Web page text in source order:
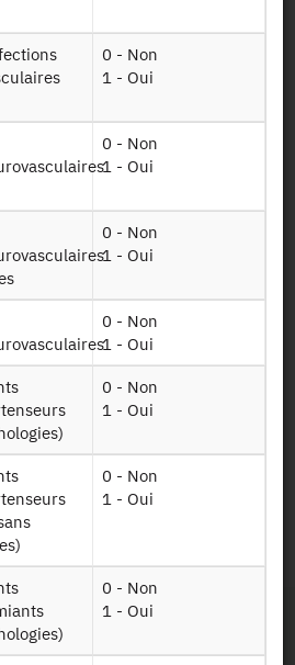
les
et
sur les
et
sur les
à
(HAD)
2012 à 2016
0 - Non
1 - Oui
0 - Non
1 - Oui
0 - Non
1 - Oui
0 - Non
1 - Oui
0 - Non
1 - Oui
0 - Non
1 - Oui
0 - Non
1 - Oui
10.34724/CASD.347.2816.V1